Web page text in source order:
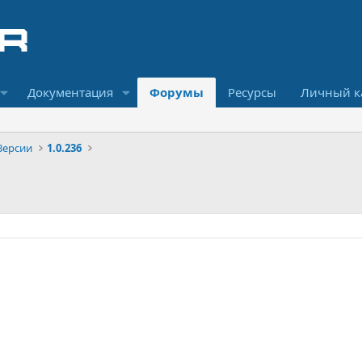
Документация Форумы Ресурсы Личный
1.0.236